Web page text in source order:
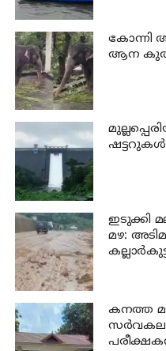
കോന്നി
ആന
ഇടുക്കി
മഴ:
കനത്ത